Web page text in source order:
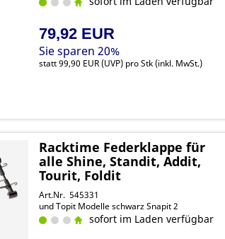
79,92 EUR
Sie sparen 20%
statt99,90 EUR(UVP) pro Stk (inkl. MwSt.)
Racktime Federklappe für
alle Shine, Standit, Addit,
Tourit, Foldit
Art.Nr. 545331
und Topit Modelle schwarz Snapit 2
sofort im Laden verfügbar